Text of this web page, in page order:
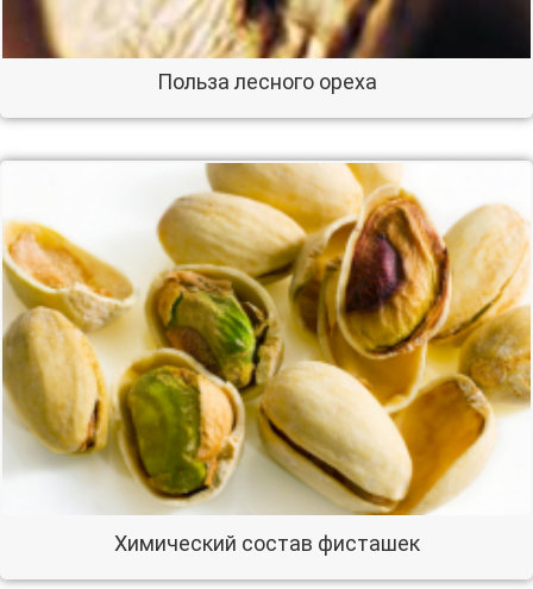
Польза лесного ореха
Химический состав фисташек